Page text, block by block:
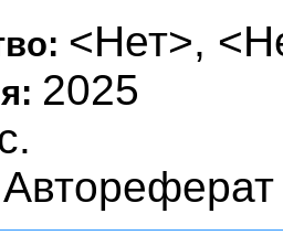
<Нет>,
2025